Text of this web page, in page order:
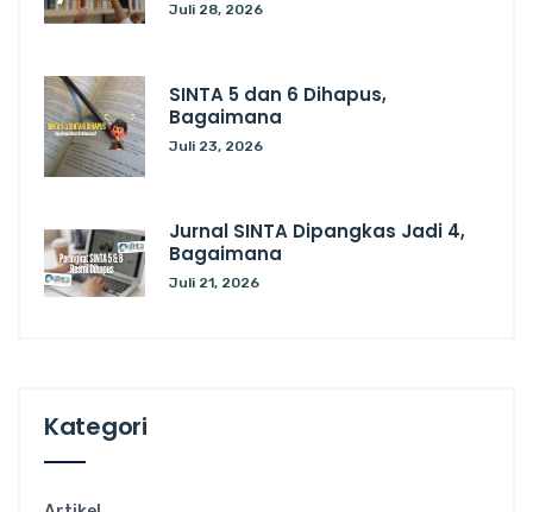
Juli 28, 2026
SINTA 5 dan 6 Dihapus,
Bagaimana
Juli 23, 2026
Jurnal SINTA Dipangkas Jadi 4,
Bagaimana
Juli 21, 2026
Kategori